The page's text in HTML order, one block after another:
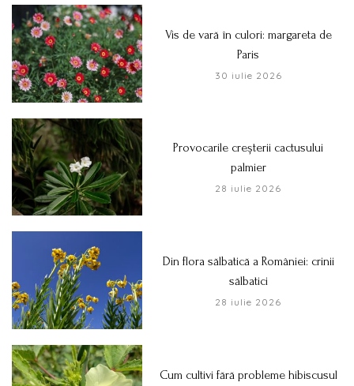
Vis de vară în culori: margareta de
Paris
30 iulie 2026
Provocarile creșterii cactusului
palmier
28 iulie 2026
Din flora sălbatică a României: crinii
sălbatici
28 iulie 2026
Cum cultivi fără probleme hibiscusul